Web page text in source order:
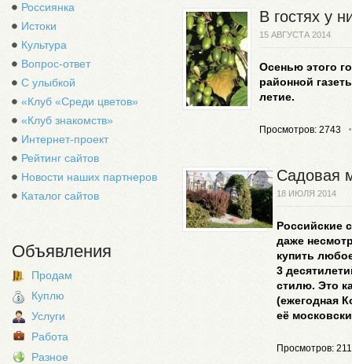
Россиянка
Истоки
Культура
Вопрос-ответ
С улыбкой
«Клуб «Среди цветов»
«Клуб знакомств»
Интернет-проект
Рейтинг сайтов
Новости наших партнеров
Каталог сайтов
Объявления
Продам
Куплю
Услуги
Работа
Разное
В гостях у
15 АВГУСТА 2014
Осенью этого
районной
летие.
Просмотров: 2743
Садовая
18 ИЮЛЯ 2014
Российские
даже
купить
3
стилю. Это
(ежегодная
её
Просмотров: